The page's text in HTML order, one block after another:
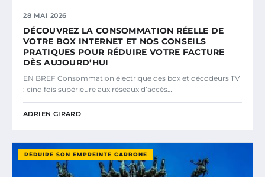
28 MAI 2026
DÉCOUVREZ LA CONSOMMATION RÉELLE DE
VOTRE BOX INTERNET ET NOS CONSEILS
PRATIQUES POUR RÉDUIRE VOTRE FACTURE
DÈS AUJOURD’HUI
EN BREF Consommation électrique des box et décodeurs TV
: cinq fois supérieure aux réseaux d’accès…
ADRIEN GIRARD
RÉDUIRE SON EMPREINTE CARBONE